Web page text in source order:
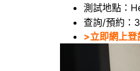
測試地點：
查詢/預約：
>立即網上登